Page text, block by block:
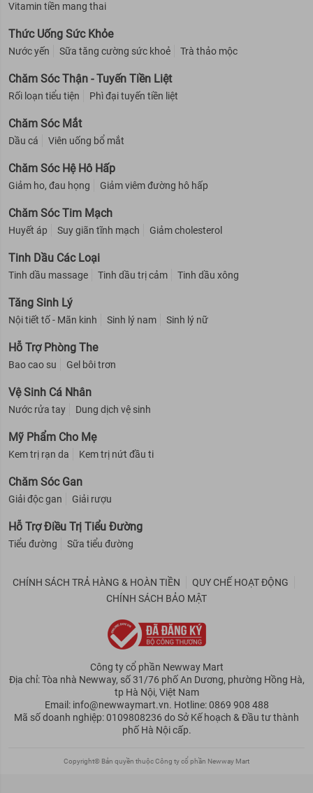
Vitamin tiền mang thai
Thức Uống Sức Khỏe
Nước yến Sữa tăng cường sức khoẻ Trà thảo mộc
Chăm Sóc Thận - Tuyến Tiền Liệt
Rối loạn tiểu tiện Phì đại tuyến tiền liệt
Chăm Sóc Mắt
Dầu cá Viên uống bổ mắt
Chăm Sóc Hệ Hô Hấp
Giảm ho, đau họng Giảm viêm đường hô hấp
Chăm Sóc Tim Mạch
Huyết áp Suy giãn tĩnh mạch Giảm cholesterol
Tinh Dầu Các Loại
Tinh dầu massage Tinh dầu trị cảm Tinh dầu xông
Tăng Sinh Lý
Nội tiết tố - Mãn kinh Sinh lý nam Sinh lý nữ
Hỗ Trợ Phòng The
Bao cao su Gel bôi trơn
Vệ Sinh Cá Nhân
Nước rửa tay Dung dịch vệ sinh
Mỹ Phẩm Cho Mẹ
Kem trị rạn da Kem trị nứt đầu ti
Chăm Sóc Gan
Giải độc gan Giải rượu
Hỗ Trợ Điều Trị Tiểu Đường
Tiểu đường Sữa tiểu đường
CHÍNH SÁCH TRẢ HÀNG & HOÀN TIỀN
QUY CHẾ HOẠT ĐỘNG
CHÍNH SÁCH BẢO MẬT
Công ty cổ phần Newway Mart
Địa chỉ: Tòa nhà Newway, số 31/76 phố An Dương, phường Hồng Hà,
tp Hà Nội, Việt Nam
Email: info@newwaymart.vn. Hotline: 0869 908 488
Mã số doanh nghiệp: 0109808236 do Sở Kế hoạch & Đầu tư thành
phố Hà Nội cấp.
Copyright© Bản quyền thuộc Công ty cổ phần Newway Mart